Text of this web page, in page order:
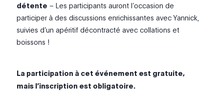
détente – Les participants auront l’occasion de
participer à des discussions enrichissantes avec Yannick,
suivies d’un apéritif décontracté avec collations et
boissons !
La participation à cet événement est gratuite,
mais l’inscription est obligatoire.